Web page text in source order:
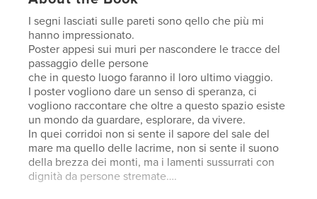
I segni lasciati sulle pareti sono qello che più mi
hanno impressionato.
Poster appesi sui muri per nascondere le tracce del
passaggio delle persone
che in questo luogo faranno il loro ultimo viaggio.
I poster vogliono dare un senso di speranza, ci
vogliono raccontare che oltre a questo spazio esiste
un mondo da guardare, esplorare, da vivere.
In quei corridoi non si sente il sapore del sale del
mare ma quello delle lacrime, non si sente il suono
della brezza dei monti, ma i lamenti sussurrati con
dignità da persone stremate….